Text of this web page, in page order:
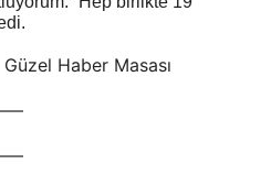
Haber Masası